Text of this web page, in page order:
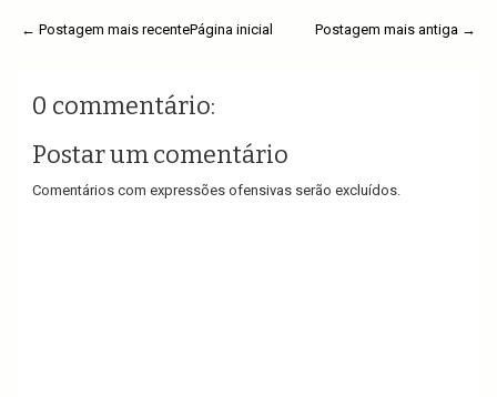
← Postagem mais recente Postagem mais antiga →
Página inicial
0 commentário:
Postar um comentário
Comentários com expressões ofensivas serão excluídos.